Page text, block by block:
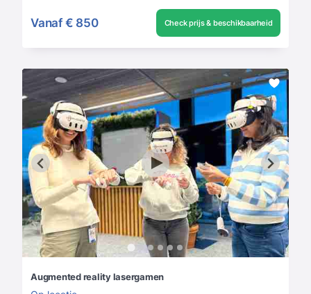
Vanaf € 850 Check prijs & beschikbaarheid
Augmented reality lasergamen